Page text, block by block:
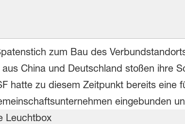
zum Bau des
aus China und Deutschland stoßen ihre
hatte zu diesem Zeitpunkt bereits eine
eingebunden